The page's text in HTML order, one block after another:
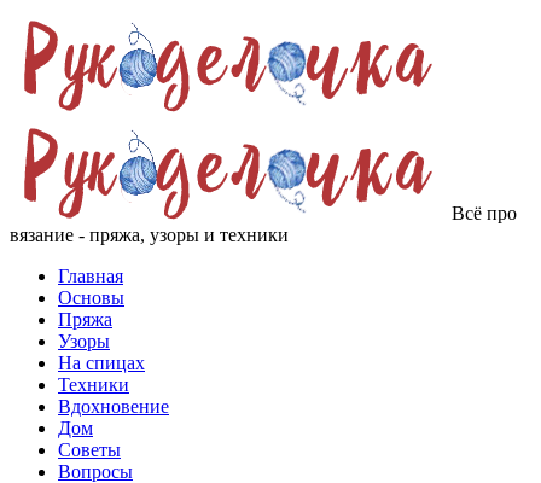
Всё про
вязание - пряжа, узоры и техники
Главная
Основы
Пряжа
Узоры
На спицах
Техники
Вдохновение
Дом
Советы
Вопросы